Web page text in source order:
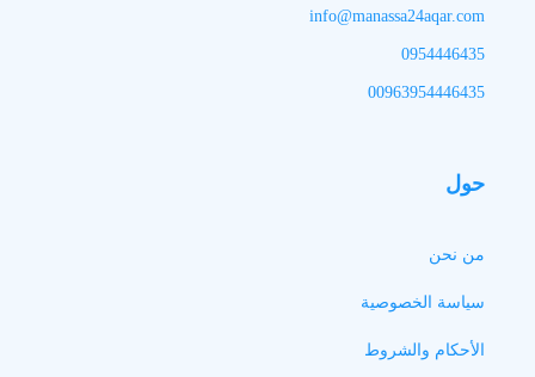
info@manassa24aqar.com
0954446435
00963954446435
حول
من نحن
سياسة الخصوصية
الأحكام والشروط